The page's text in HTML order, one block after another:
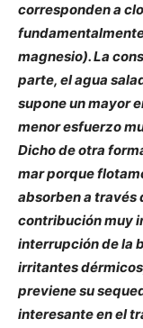
corresponden a
magnesio). La
parte, el agua
supone un mayor
menor esfuerzo
Dicho de otra
mar porque
absorben a través
contribución muy
interrupción de la
irritantes
previene su
interesante en el